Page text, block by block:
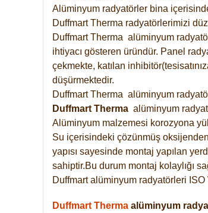
Alüminyum radyatörler bina
Duffmart Therma radyatörlerimizi
Duffmart Therma alüminyum
ihtiyacı gösteren üründür. Panel
çekmekte, katılan
düşürmektedir.
Duffmart Therma alüminyum
Duffmart Therma alüminyum
Alüminyum malzemesi korozyona
Su içerisindeki çözünmüş
yapısı sayesinde montaj yapılan
sahiptir.Bu durum montaj kolaylığı
Duffmart alüminyum radyatörleri
Duffmart Therma alüminyum